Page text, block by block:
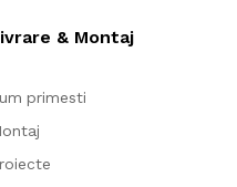
& Montaj
primesti